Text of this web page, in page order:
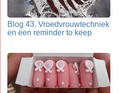
Blog 43. Vroedvrouwtechniek
en een reminder to keep